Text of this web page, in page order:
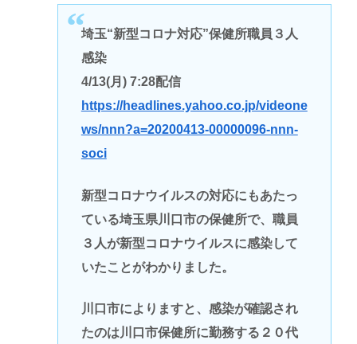
埼玉“新型コロナ対応”保健所職員３人
感染
4/13(月) 7:28配信
https://headlines.yahoo.co.jp/videone
ws/nnn?a=20200413-00000096-nnn-
soci
新型コロナウイルスの対応にもあたっ
ている埼玉県川口市の保健所で、職員
３人が新型コロナウイルスに感染して
いたことがわかりました。
川口市によりますと、感染が確認され
たのは川口市保健所に勤務する２０代